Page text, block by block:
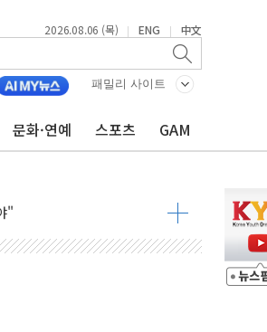
2026.08.06 (목) | ENG | 中文
패밀리 사이트
문화·연예 스포츠 GAM
업 상승세 뚜렷
포감 극대화 전략
더 큰 변수"
째·42일 만 도발